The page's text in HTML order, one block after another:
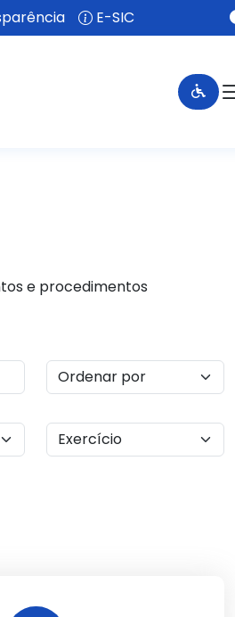
E-SIC
e procedimentos